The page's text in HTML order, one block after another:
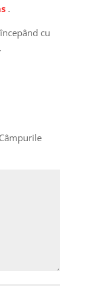
.
cu
Câmpurile